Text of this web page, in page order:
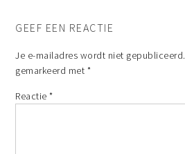
GEEF EEN REACTIE
Je e-mailadres wordt niet gepubliceerd.
gemarkeerd met *
Reactie*